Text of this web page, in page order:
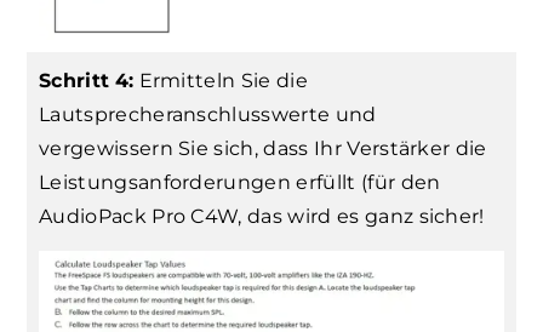
Schritt 4: Ermitteln Sie die
Lautsprecheranschlusswerte und
vergewissern Sie sich, dass Ihr Verstärker die
Leistungsanforderungen erfüllt (für den
AudioPack Pro C4W, das wird es ganz sicher!